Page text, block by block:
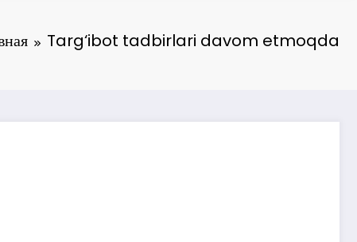
Targ‘ibot tadbirlari davom etmoqda